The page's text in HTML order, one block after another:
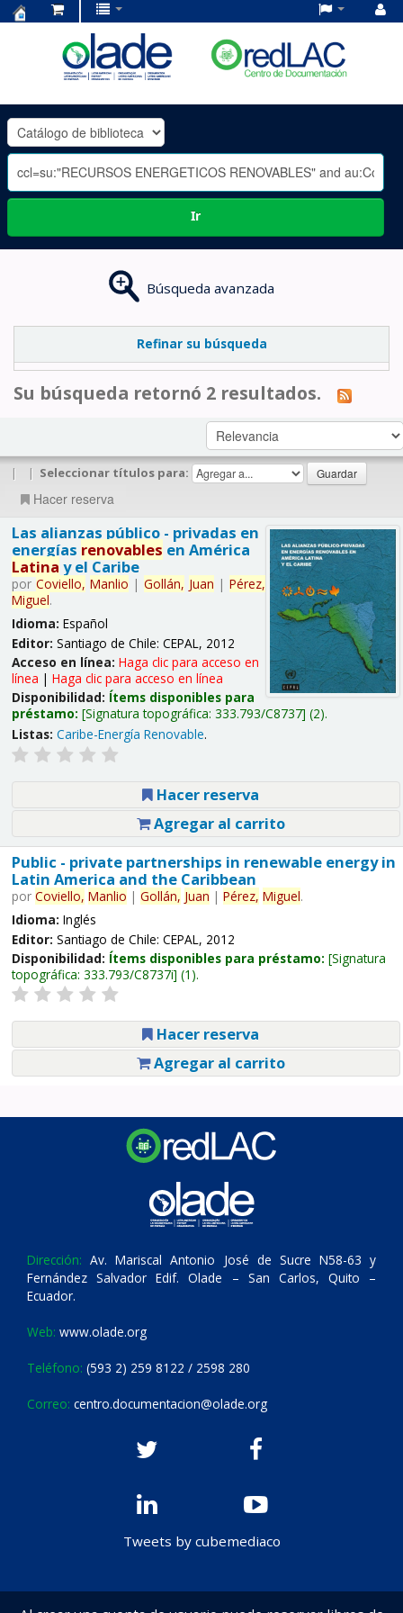
OLADE
-
Ir
Búsqueda avanzada
Refinar su búsqueda
Su búsqueda retornó 2 resultados.
| | Seleccionar títulos para:
Hacer reserva
Las alianzas público - privadas en
energías renovables en América
Latina y el Caribe
por Coviello, Manlio | Gollán, Juan | Pérez,
Miguel.
Idioma: Español
Editor: Santiago de Chile: CEPAL, 2012
Acceso en línea: Haga clic para acceso en
línea | Haga clic para acceso en línea
Disponibilidad: Ítems disponibles para
préstamo: Signatura topográfica: 333.793/C8737 (2).
Listas: Caribe-Energía Renovable.
Hacer reserva
Agregar al carrito
Public - private partnerships in renewable energy in
Latin America and the Caribbean
por Coviello, Manlio | Gollán, Juan | Pérez, Miguel.
Idioma: Inglés
Editor: Santiago de Chile: CEPAL, 2012
Disponibilidad: Ítems disponibles para préstamo: Signatura
topográfica: 333.793/C8737i (1).
Hacer reserva
Agregar al carrito
Dirección: Av. Mariscal Antonio José de Sucre N58-63 y
Fernández Salvador Edif. Olade – San Carlos, Quito –
Ecuador.
Web: www.olade.org
Teléfono: (593 2) 259 8122 / 2598 280
Correo: centro.documentacion@olade.org
Tweets by cubemediaco